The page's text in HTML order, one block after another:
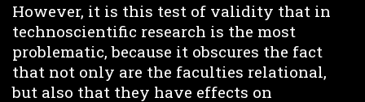
However, it is this test of validity that in
technoscientific research is the most
problematic, because it obscures the fact
that not only are the faculties relational,
but also that they have effects on